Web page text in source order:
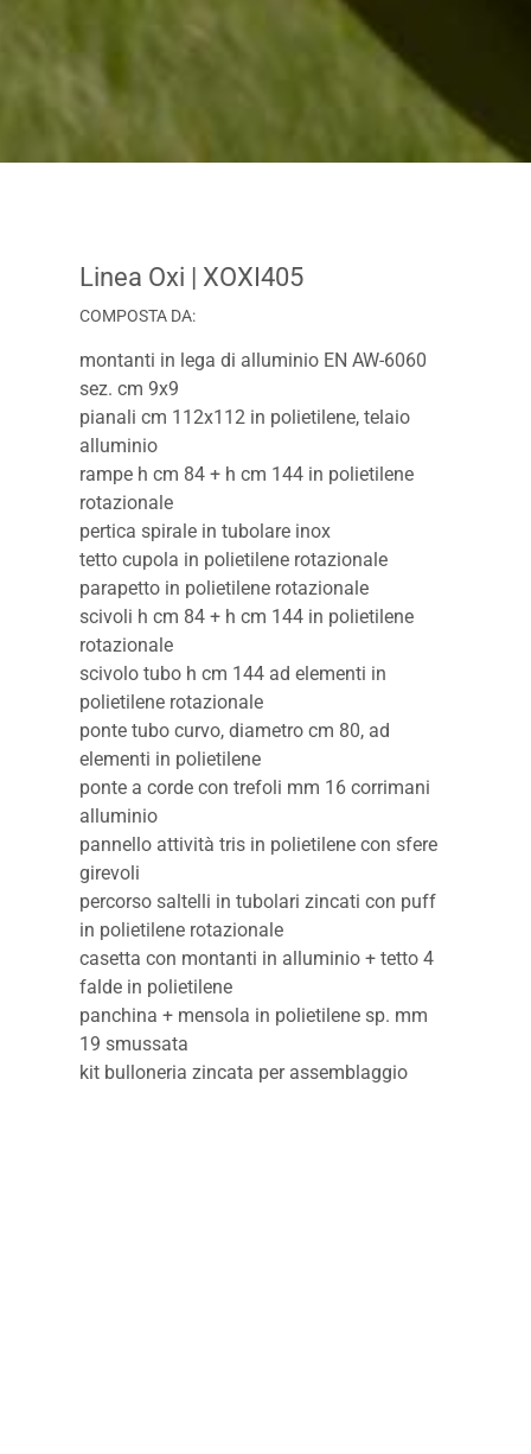
Linea Oxi | XOXI405
COMPOSTA DA:
montanti in lega di alluminio EN AW-6060
sez. cm 9x9
pianali cm 112x112 in polietilene, telaio
alluminio
rampe h cm 84 + h cm 144 in polietilene
rotazionale
pertica spirale in tubolare inox
tetto cupola in polietilene rotazionale
parapetto in polietilene rotazionale
scivoli h cm 84 + h cm 144 in polietilene
rotazionale
scivolo tubo h cm 144 ad elementi in
polietilene rotazionale
ponte tubo curvo, diametro cm 80, ad
elementi in polietilene
ponte a corde con trefoli mm 16 corrimani
alluminio
pannello attività tris in polietilene con sfere
girevoli
percorso saltelli in tubolari zincati con puff
in polietilene rotazionale
casetta con montanti in alluminio + tetto 4
falde in polietilene
panchina + mensola in polietilene sp. mm
19 smussata
kit bulloneria zincata per assemblaggio